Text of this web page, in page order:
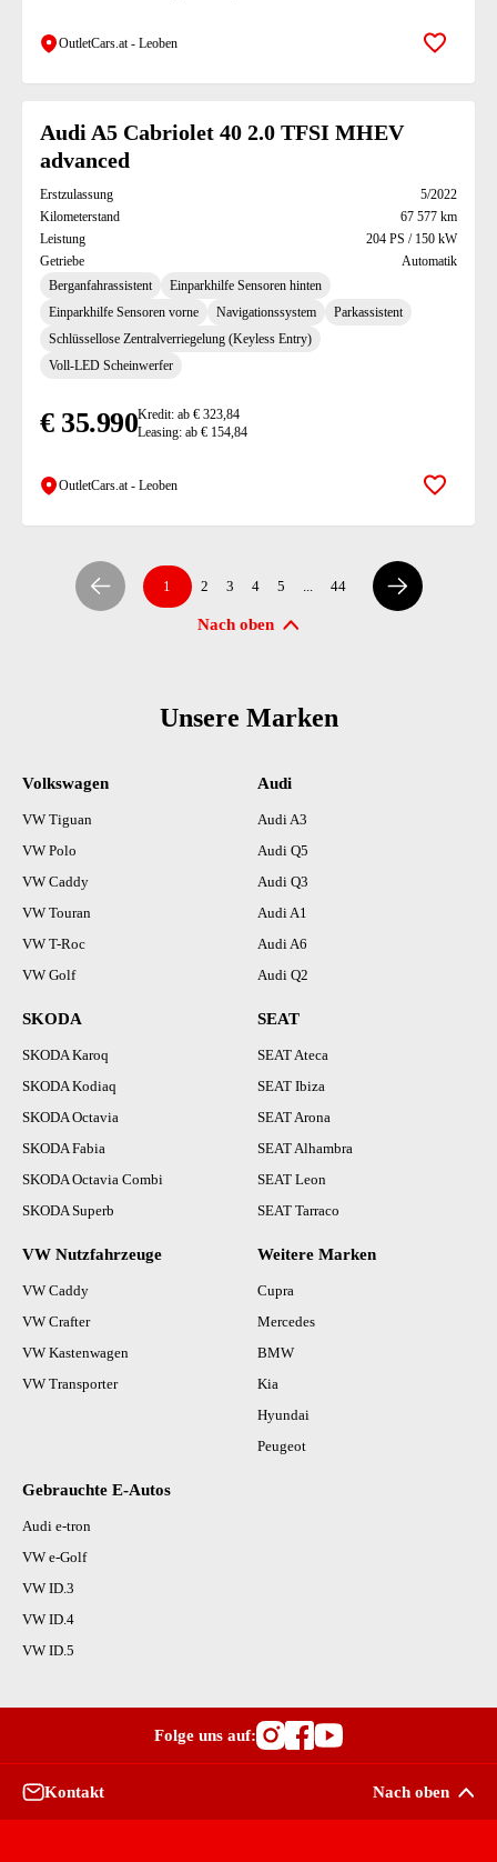
OutletCars.at - Leoben Zur
Audi A5 Cabriolet 40 2.0 TFSI MHEV
advanced
Erstzulassung
5/2022
Kilometerstand
67 577 km
Leistung
204 PS / 150 kW
Getriebe
Automatik
Berganfahrassistent
Einparkhilfe Sensoren hinten
Einparkhilfe Sensoren vorne
Navigationssystem
Parkassistent
Schlüssellose Zentralverriegelung (Keyless Entry)
Voll-LED Scheinwerfer
€ 35.990Kredit: ab € 323,84
Leasing: ab € 154,84
OutletCars.at - Leoben Zur
Nach oben
1 2 3 4 5 44
Unsere Marken
Volkswagen
VW Tiguan
VW Polo
VW Caddy
VW Touran
VW T-Roc
VW Golf
Audi
Audi A3
Audi Q5
Audi Q3
Audi A1
Audi A6
Audi Q2
SKODA
SKODA Karoq
SKODA Kodiaq
SKODA Octavia
SKODA Fabia
SKODA Octavia Combi
SKODA Superb
SEAT
SEAT Ateca
SEAT Ibiza
SEAT Arona
SEAT Alhambra
SEAT Leon
SEAT Tarraco
VW Nutzfahrzeuge
VW Caddy
VW Crafter
VW Kastenwagen
VW Transporter
Weitere Marken
Cupra
Mercedes
BMW
Kia
Hyundai
Peugeot
Gebrauchte E-Autos
Audi e-tron
VW e-Golf
VW ID.3
VW ID.4
VW ID.5
Folge uns auf:
Besuche
Besuche
Besuche
Kontakt Nach oben